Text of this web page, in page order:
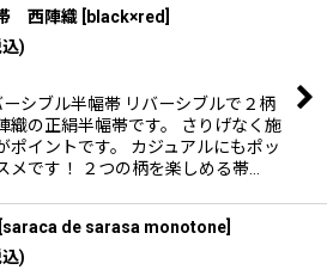
西陣織 black×red
)
シブル半幅帯 リバーシブルで２柄
織の正絹半幅帯です。 さりげなく施
ポイントです。 カジュアルにもポッ
メです！ ２つの柄を楽しめる帯…
saraca de sarasa monotone
)